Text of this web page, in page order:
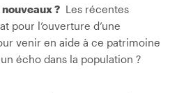
? Les récentes
pour l’ouverture d’une
venir en aide à ce patrimoine
écho dans la population ?